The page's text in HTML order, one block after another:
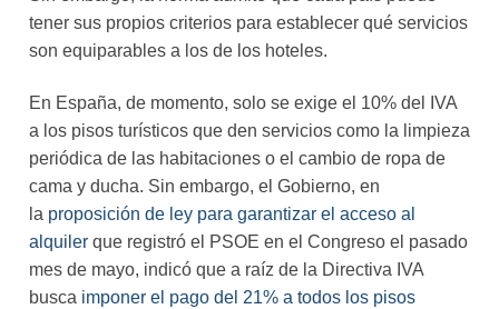
tener sus propios criterios para establecer qué servicios
son equiparables a los de los hoteles.
En España, de momento, solo se exige el 10% del IVA
a los pisos turísticos que den servicios como la limpieza
periódica de las habitaciones o el cambio de ropa de
cama y ducha. Sin embargo, el Gobierno, en
la proposición de ley para garantizar el acceso al
alquiler que registró el PSOE en el Congreso el pasado
mes de mayo, indicó que a raíz de la Directiva IVA
busca imponer el pago del 21% a todos los pisos